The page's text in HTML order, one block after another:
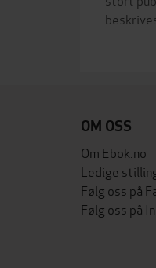
OM OSS
Om Ebok.no
Ledige
Følg oss på
Følg oss på